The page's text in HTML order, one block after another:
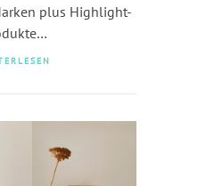
plus Highlight-